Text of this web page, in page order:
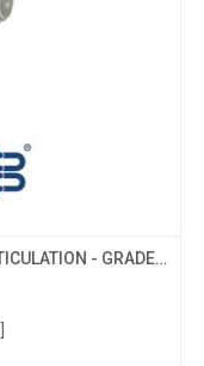
ADA - ANNEAU DE LEVAGE DOUBLE ARTICULATION - GRADE 80